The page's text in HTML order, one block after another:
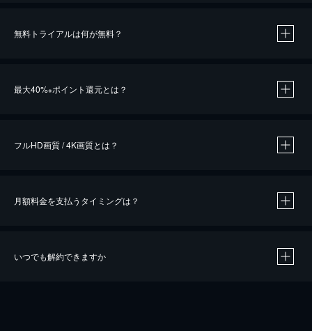
無料トライアルは何が無料？
最大40%※ポイント還元とは？
※40％ポイント還元の対象は、クレジットカード決済による作品の購入 / レンタルです。
iOSアプリのUコイン決済による作品の購入 / レンタルは、20％のポイント還元です。
フルHD画質 / 4K画質とは？
月額料金を支払うタイミングは？
いつでも解約できますか